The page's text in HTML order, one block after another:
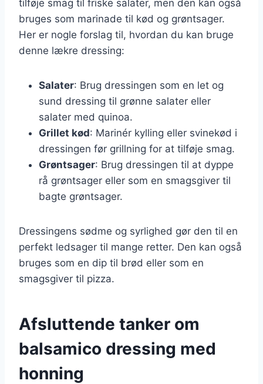
tilføje smag til friske salater, men den kan også
bruges som marinade til kød og grøntsager.
Her er nogle forslag til, hvordan du kan bruge
denne lækre dressing:
Salater: Brug dressingen som en let og
sund dressing til grønne salater eller
salater med quinoa.
Grillet kød: Marinér kylling eller svinekød i
dressingen før grillning for at tilføje smag.
Grøntsager: Brug dressingen til at dyppe
rå grøntsager eller som en smagsgiver til
bagte grøntsager.
Dressingens sødme og syrlighed gør den til en
perfekt ledsager til mange retter. Den kan også
bruges som en dip til brød eller som en
smagsgiver til pizza.
Afsluttende tanker om
balsamico dressing med
honning